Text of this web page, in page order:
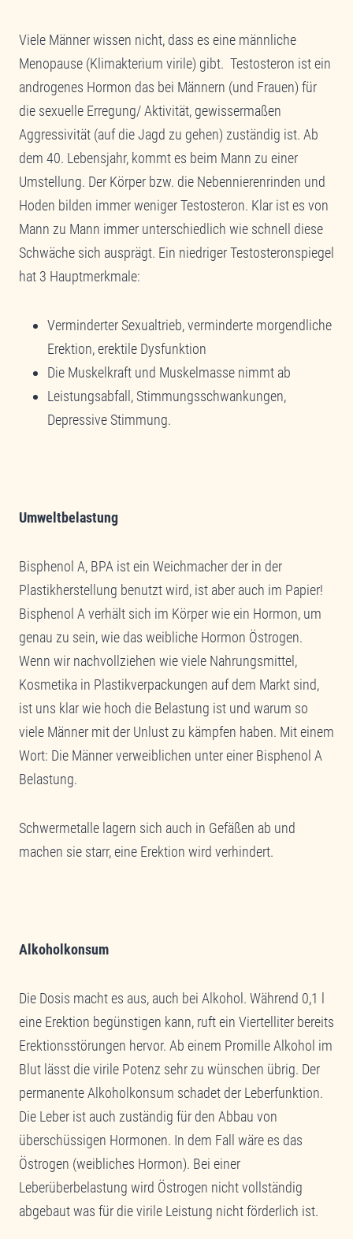
Viele Männer wissen nicht, dass es eine männliche
Menopause (Klimakterium virile) gibt. Testosteron ist ein
androgenes Hormon das bei Männern (und Frauen) für
die sexuelle Erregung/ Aktivität, gewissermaßen
Aggressivität (auf die Jagd zu gehen) zuständig ist. Ab
dem 40. Lebensjahr, kommt es beim Mann zu einer
Umstellung. Der Körper bzw. die Nebennierenrinden und
Hoden bilden immer weniger Testosteron. Klar ist es von
Mann zu Mann immer unterschiedlich wie schnell diese
Schwäche sich ausprägt. Ein niedriger Testosteronspiegel
hat 3 Hauptmerkmale:
Verminderter Sexualtrieb, verminderte morgendliche
Erektion, erektile Dysfunktion
Die Muskelkraft und Muskelmasse nimmt ab
Leistungsabfall, Stimmungsschwankungen,
Depressive Stimmung.
Umweltbelastung
Bisphenol A, BPA ist ein Weichmacher der in der
Plastikherstellung benutzt wird, ist aber auch im Papier!
Bisphenol A verhält sich im Körper wie ein Hormon, um
genau zu sein, wie das weibliche Hormon Östrogen.
Wenn wir nachvollziehen wie viele Nahrungsmittel,
Kosmetika in Plastikverpackungen auf dem Markt sind,
ist uns klar wie hoch die Belastung ist und warum so
viele Männer mit der Unlust zu kämpfen haben. Mit einem
Wort: Die Männer verweiblichen unter einer Bisphenol A
Belastung.
Schwermetalle lagern sich auch in Gefäßen ab und
machen sie starr, eine Erektion wird verhindert.
Alkoholkonsum
Die Dosis macht es aus, auch bei Alkohol. Während 0,1 l
eine Erektion begünstigen kann, ruft ein Viertelliter bereits
Erektionsstörungen hervor. Ab einem Promille Alkohol im
Blut lässt die virile Potenz sehr zu wünschen übrig. Der
permanente Alkoholkonsum schadet der Leberfunktion.
Die Leber ist auch zuständig für den Abbau von
überschüssigen Hormonen. In dem Fall wäre es das
Östrogen (weibliches Hormon). Bei einer
Leberüberbelastung wird Östrogen nicht vollständig
abgebaut was für die virile Leistung nicht förderlich ist.